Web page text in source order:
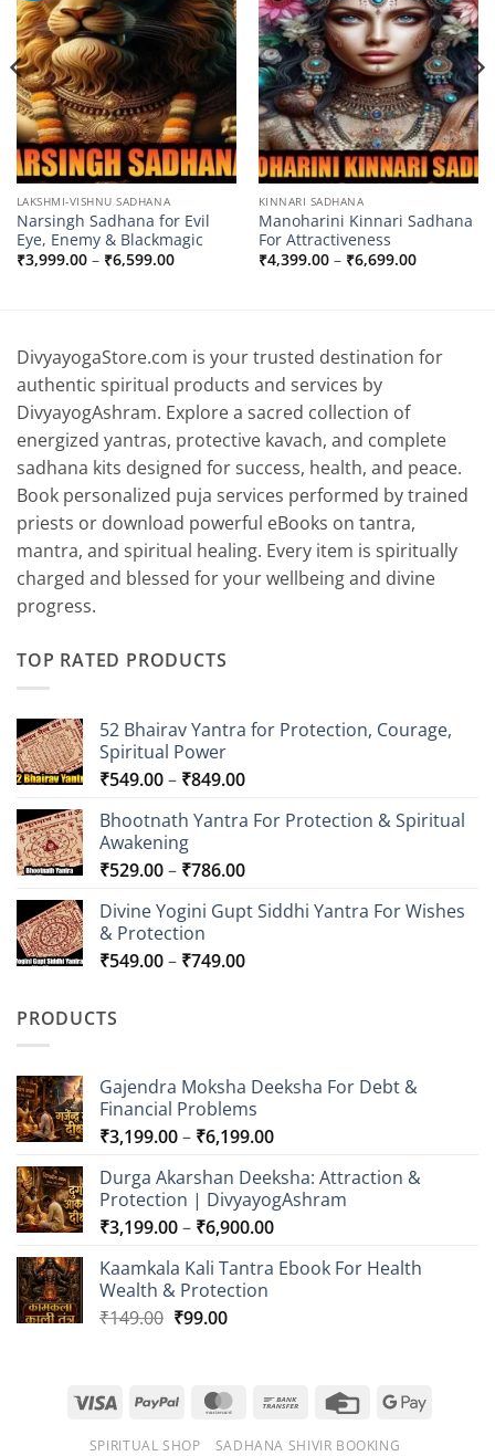
LAKSHMI-VISHNU SADHANA
Narsingh Sadhana for Evil
Eye, Enemy & Blackmagic
₹3,999.00 – ₹6,599.00Price
KINNARI SADHANA
Manoharini Kinnari Sadhana
For Attractiveness
₹4,399.00 – ₹6,699.00Price
DivyayogaStore.com is your trusted destination for
authentic spiritual products and services by
DivyayogAshram. Explore a sacred collection of
energized yantras, protective kavach, and complete
sadhana kits designed for success, health, and peace.
Book personalized puja services performed by trained
priests or download powerful eBooks on tantra,
mantra, and spiritual healing. Every item is spiritually
charged and blessed for your wellbeing and divine
progress.
TOP RATED PRODUCTS
52 Bhairav Yantra for Protection, Courage,
Spiritual Power
₹549.00– ₹849.00Price
₹549.00
₹849.00
Bhootnath Yantra For Protection & Spiritual
Awakening
₹529.00– ₹786.00Price
₹529.00
₹786.00
Divine Yogini Gupt Siddhi Yantra For Wishes
& Protection
₹549.00– ₹749.00Price
PRODUCTS
Gajendra Moksha Deeksha For Debt &
Financial Problems
₹3,199.00– ₹6,199.00Price
₹3,199.00
through
₹6,199.00
Durga Akarshan Deeksha: Attraction &
Protection | DivyayogAshram
₹3,199.00– ₹6,900.00Price
₹3,199.00
Kaamkala Kali Tantra Ebook For Health
Wealth & Protection
₹149.00 Original
₹149.00.
₹99.00Current
₹99.00.
Visa PayPal MasterCardBank
Credit
Google
SPIRITUAL SHOP
SADHANA SHIVIR BOOKING